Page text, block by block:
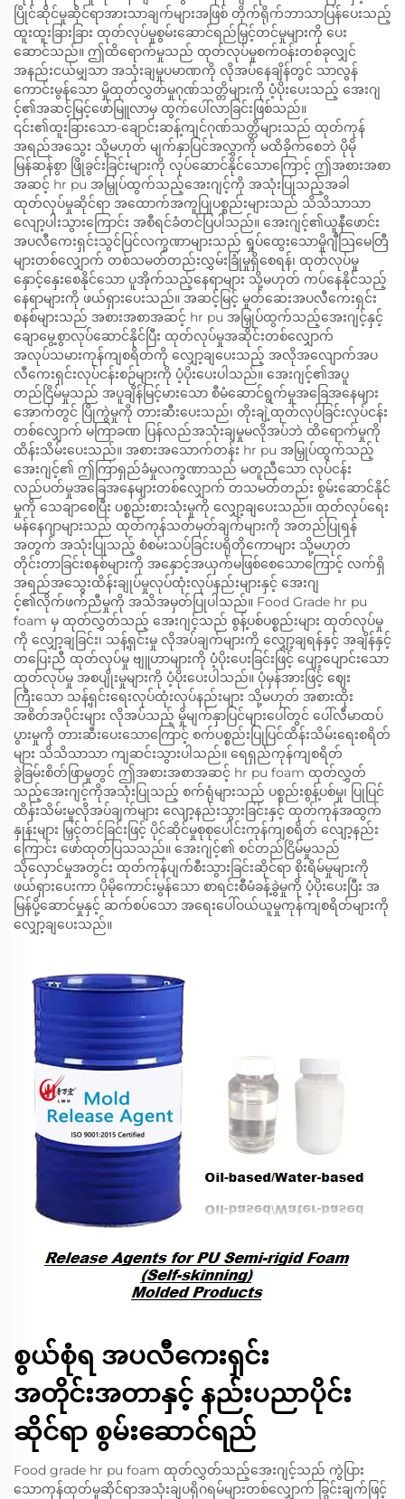
ပြိုင်ဆိုင်မှုဆိုင်ရာအားသာချက်များအဖြစ် တိုက်ရိုက်ဘာသာပြန်ပေးသည့်
ထူးထူးခြားခြား ထုတ်လုပ်မှုစွမ်းဆောင်ရည်မြှင့်တင်မှုများကို ပေး
ဆောင်သည်။ ဤထိရောက်မှုသည် ထုတ်လုပ်မှုစက်ဝန်းတစ်ခုလျှင်
အနည်းငယ်မျှသာ အသုံးချမှုပမာဏကို လိုအပ်နေချိန်တွင် သာလွန်
ကောင်းမွန်သော မှိုထုတ်လွှတ်မှုဂုဏ်သတ္တိများကို ပံ့ပိုးပေးသည့် အေးဂျ
င့်၏အဆင့်မြင့်ဖော်မြူလာမှ ထွက်ပေါ်လာခြင်းဖြစ်သည်။
၎င်း၏ထူးခြားသော-ချောင်းဆန့်ကျင်ဂုဏ်သတ္တိများသည် ထုတ်ကုန်
အရည်အသွေး သို့မဟုတ် မျက်နှာပြင်အလွှာကို မထိခိုက်စေဘဲ ပိုမို
မြန်ဆန်စွာ ဖြိုခွင်းခြင်းများကို လုပ်ဆောင်နိုင်သောကြောင့် ဤအစားအစာ
အဆင့် hr pu အမြှုပ်ထွက်သည့်အေးဂျင့်ကို အသုံးပြုသည့်အခါ
ထုတ်လုပ်မှုဆိုင်ရာ အထောက်အကူပြုပစ္စည်းများသည် သိသိသာသာ
လျော့ပါးသွားကြောင်း အစီရင်ခံတင်ပြပါသည်။ အေးဂျင့်၏ယူနီဖောင်း
အပလီကေးရှင်းသွင်ပြင်လက္ခဏာများသည် ရှုပ်ထွေးသောမှိုဂျီသြမေတြီ
များတစ်လျှောက် တစ်သမတ်တည်းလွှမ်းခြုံမှုရှိစေရန်၊ ထုတ်လုပ်မှု
နှောင့်နှေးစေနိုင်သော ပူအိုက်သည့်နေရာများ သို့မဟုတ် ကပ်နေနိုင်သည့်
နေရာများကို ဖယ်ရှားပေးသည်။ အဆင့်မြင့် မှုတ်ဆေးအပလီကေးရှင်း
စနစ်များသည် အစားအစာအဆင့် hr pu အမြှုပ်ထွက်သည့်အေးဂျင့်နှင့်
ချောမွေ့စွာလုပ်ဆောင်နိုင်ပြီး ထုတ်လုပ်မှုအဆိုင်းတစ်လျှောက်
အလုပ်သမားကုန်ကျစရိတ်ကို လျှော့ချပေးသည့် အလိုအလျောက်အပ
လီကေးရှင်းလုပ်ငန်းစဉ်များကို ပံ့ပိုးပေးပါသည်။ အေးဂျင့်၏အပူ
တည်ငြိမ်မှုသည် အပူချိန်မြင့်မားသော စီမံဆောင်ရွက်မှုအခြေအနေများ
အောက်တွင် ပြိုကွဲမှုကို တားဆီးပေးသည်၊ တိုးချဲ့ထုတ်လုပ်ခြင်းလုပ်ငန်း
တစ်လျှောက် မကြာခဏ ပြန်လည်အသုံးချမှုမလိုအပ်ဘဲ ထိရောက်မှုကို
ထိန်းသိမ်းပေးသည်။ အစားအသောက်တန်း hr pu အမြှုပ်ထွက်သည့်
အေးဂျင့်၏ ဤကြာရှည်ခံမှုလက္ခဏာသည် မတူညီသော လုပ်ငန်း
လည်ပတ်မှုအခြေအနေများတစ်လျှောက် တသမတ်တည်း စွမ်းဆောင်နိုင်
မှုကို သေချာစေပြီး ပစ္စည်းစားသုံးမှုကို လျှော့ချပေးသည်။ ထုတ်လုပ်ရေး
မန်နေဂျာများသည် ထုတ်ကုန်သတ်မှတ်ချက်များကို အတည်ပြုရန်
အတွက် အသုံးပြုသည့် စံစမ်းသပ်ခြင်းပရိုတိုကောများ သို့မဟုတ်
တိုင်းတာခြင်းစနစ်များကို အနှောင့်အယှက်မဖြစ်စေသောကြောင့် လက်ရှိ
အရည်အသွေးထိန်းချုပ်မှုလုပ်ထုံးလုပ်နည်းများနှင့် အေးဂျ
င့်၏လိုက်ဖက်ညီမှုကို အသိအမှတ်ပြုပါသည်။ Food Grade hr pu
foam မှ ထုတ်လွှတ်သည့် အေးဂျင့်သည် စွန့်ပစ်ပစ္စည်းများ ထုတ်လုပ်မှု
ကို လျှော့ချခြင်း၊ သန့်ရှင်းမှု လိုအပ်ချက်များကို လျှော့ချရန်နှင့် အချိန်နှင့်
တပြေးညီ ထုတ်လုပ်မှု ဗျူဟာများကို ပံ့ပိုးပေးခြင်းဖြင့် ပျော့ပျောင်းသော
ထုတ်လုပ်မှု အစပျိုးမှုများကို ပံ့ပိုးပေးပါသည်။ ပုံမှန်အားဖြင့် ဈေး
ကြီးသော သန့်ရှင်းရေးလုပ်ထုံးလုပ်နည်းများ သို့မဟုတ် အစားထိုး
အစိတ်အပိုင်းများ လိုအပ်သည့် မှိုမျက်နှာပြင်များပေါ်တွင် ပေါ်လီမာထပ်
ပွားမှုကို တားဆီးပေးသောကြောင့် စက်ပစ္စည်းပြုပြင်ထိန်းသိမ်းရေးစရိတ်
များ သိသိသာသာ ကျဆင်းသွားပါသည်။ ရေရှည်ကုန်ကျစရိတ်
ခွဲခြမ်းစိတ်ဖြာမှုတွင် ဤအစားအစာအဆင့် hr pu foam ထုတ်လွှတ်
သည့်အေးဂျင့်ကိုအသုံးပြုသည့် စက်ရုံများသည် ပစ္စည်းစွန့်ပစ်မှု၊ ပြုပြင်
ထိန်းသိမ်းမှုလိုအပ်ချက်များ လျော့နည်းသွားခြင်းနှင့် ထုတ်ကုန်အထွက်
နှုန်းများ မြှင့်တင်ခြင်းဖြင့် ပိုင်ဆိုင်မှုစုစုပေါင်းကုန်ကျစရိတ် လျော့နည်း
ကြောင်း ဖော်ထုတ်ပြသသည်။ အေးဂျင့်၏ စင်တည်ငြိမ်မှုသည်
သိုလှောင်မှုအတွင်း ထုတ်ကုန်ပျက်စီးသွားခြင်းဆိုင်ရာ စိုးရိမ်မှုများကို
ဖယ်ရှားပေးကာ ပိုမိုကောင်းမွန်သော စာရင်းစီမံခန့်ခွဲမှုကို ပံ့ပိုးပေးပြီး အ
မြန်ပို့ဆောင်မှုနှင့် ဆက်စပ်သော အရေးပေါ်ဝယ်ယူမှုကုန်ကျစရိတ်များကို
လျှော့ချပေးသည်။
စွယ်စုံရ အပလီကေးရှင်း
အတိုင်းအတာနှင့် နည်းပညာပိုင်း
ဆိုင်ရာ စွမ်းဆောင်ရည်
Food grade hr pu foam ထုတ်လွှတ်သည့်အေးဂျင့်သည် ကွဲပြား
သောကုန်ထုတ်မှုဆိုင်ရာအသုံးချပရိုဂရမ်များတစ်လျှောက် ခြွင်းချက်ဖြင့်